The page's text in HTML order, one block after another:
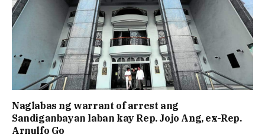
Naglabas ng warrant of arrest ang
Sandiganbayan laban kay Rep. Jojo Ang, ex-Rep.
Arnulfo Go